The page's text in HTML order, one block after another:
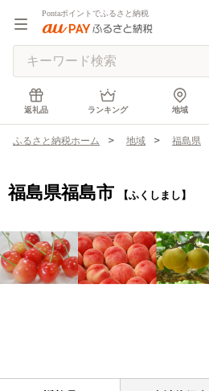
Pontaポイントでふるさと納税
返礼品 ランキング 地域
ふるさと納税ホーム 地域 福島県
福島県福島市 【ふくしまし】